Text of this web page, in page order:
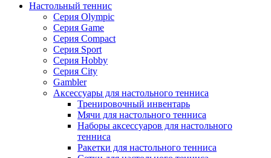
Настольный теннис
Серия Olympic
Серия Game
Серия Compact
Серия Sport
Серия Hobby
Серия City
Gambler
Аксессуары для настольного тенниса
Тренировочный инвентарь
Мячи для настольного тенниса
Наборы аксессуаров для настольного
тенниса
Ракетки для настольного тенниса